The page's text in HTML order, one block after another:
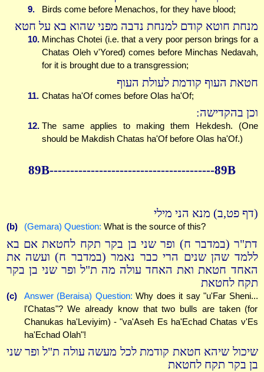
9. Birds come before Menachos, for they have blood;
מנחת חוטא קודם למנחת נדבה מפני שהוא בא על חטא
10. Minchas Chotei (i.e. that a very poor person brings for a
Chatas Oleh v'Yored) comes before Minchas Nedavah,
for it is brought due to a transgression;
חטאת העוף קודמת לעולת העוף
11. Chatas ha'Of comes before Olas ha'Of;
וכן בהקדישה:
12. The same applies to making them Hekdesh. (One
should be Makdish Chatas ha'Of before Olas ha'Of.)
89B----------------------------------------89B
(דף פט,ב) מנא הני מילי
(b) (Gemara) Question: What is the source of this?
דת"ר (במדבר ח) ופר שני בן בקר תקח לחטאת אם בא
ללמד שהן שנים הרי כבר נאמר (במדבר ח) ועשה את
האחד חטאת ואת האחד עולה מה ת"ל ופר שני בן בקר
תקח לחטאת
(c) Answer (Beraisa) Question: Why does it say "u'Far Sheni...
l'Chatas"? We already know that two bulls are taken (for
Chanukas ha'Leviyim) - "va'Aseh Es ha'Echad Chatas v'Es
ha'Echad Olah"!
שיכול שיהא חטאת קודמת לכל מעשה עולה ת"ל ופר שני
בן בקר תקח לחטאת